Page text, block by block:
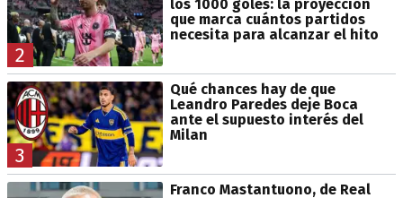
2
los 1000 goles: la proyección
que marca cuántos partidos
necesita para alcanzar el hito
3
Qué chances hay de que
Leandro Paredes deje Boca
ante el supuesto interés del
Milan
Franco Mastantuono, de Real